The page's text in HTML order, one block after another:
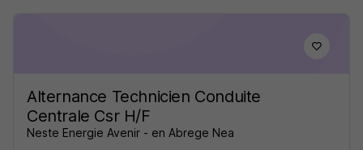
Alternance Technicien Conduite
Centrale Csr H/F
Neste Energie Avenir - en Abrege Nea